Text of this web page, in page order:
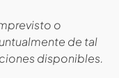
o
de tal
disponibles.